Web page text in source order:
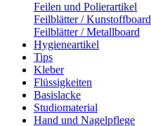
Feilen und Polierartikel
Feilblätter / Kunstoffboard
Feilblätter / Metallboard
Hygieneartikel
Tips
Kleber
Flüssigkeiten
Basislacke
Studiomaterial
Hand und Nagelpflege